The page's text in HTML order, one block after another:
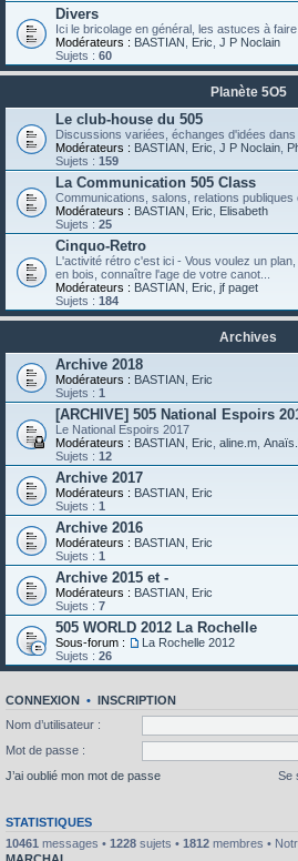
Divers
Ici le bricolage en général, les astuces à faire
Modérateurs : BASTIAN Eric J P Noclain
Sujets : 60
Planète 5O5
Le club-house du 505
Discussions variées, échanges d'idées
Modérateurs : BASTIAN Eric J P Noclain
Sujets : 159
La Communication 505 Class
Communications, salons, relations publiques
Modérateurs : BASTIAN Eric
Elisabeth
Sujets : 25
Cinquo-Retro
L'activité rétro c'est ici - Vous voulez un
en bois, connaître l'age de votre canot...
Modérateurs : BASTIAN Eric jf paget
Sujets : 184
Archives
Archive 2018
Modérateurs : BASTIAN
Eric
Sujets : 1
[ARCHIVE] 505 National Espoirs
Le National Espoirs 2017
Modérateurs : BASTIAN Eric aline.m
Sujets : 12
Archive 2017
Modérateurs : BASTIAN
Eric
Sujets : 1
Archive 2016
Modérateurs : BASTIAN
Eric
Sujets : 1
Archive 2015 et -
Modérateurs : BASTIAN
Eric
Sujets : 7
505 WORLD 2012 La Rochelle
Sous-forum :
La Rochelle 2012
Sujets : 26
CONNEXION • INSCRIPTION
Nom d’utilisateur :
Mot de passe :
J’ai oublié mon mot de passe
Se
STATISTIQUES
10461 messages • 1228 sujets • 1812 membres •